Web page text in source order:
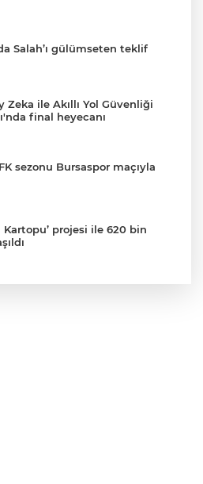
Salah’ı gülümseten teklif
Zeka ile Akıllı Yol Güvenliği
final heyecanı
sezonu Bursaspor maçıyla
Kartopu’ projesi ile 620 bin